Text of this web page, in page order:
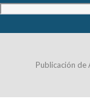
Publicación de